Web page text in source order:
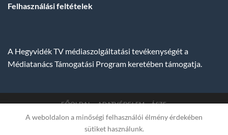
Felhasználási feltételek
A Hegyvidék TV médiaszolgáltatási tevékenységét a
Médiatanács Támogatási Program keretében támogatja.
FŐOLDAL ADATVÉDELEM ÁSZF
Copyright 2007-2026 © BUDA TV | Hegyvidék Média
Műsorszolgáltató Kft. | Budapest, Hungary, XII. Hajnóczy József
A weboldalon a minőségi felhasználói élmény érdekében
sütiket használunk.